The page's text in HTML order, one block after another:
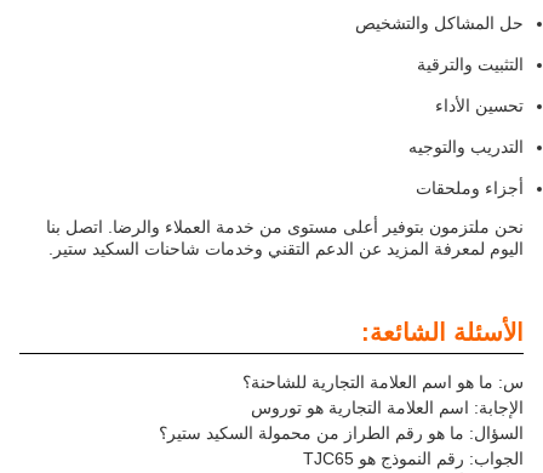
حل المشاكل والتشخيص
التثبيت والترقية
تحسين الأداء
التدريب والتوجيه
أجزاء وملحقات
نحن ملتزمون بتوفير أعلى مستوى من خدمة العملاء والرضا. اتصل بنا
اليوم لمعرفة المزيد عن الدعم التقني وخدمات شاحنات السكيد ستير.
الأسئلة الشائعة:
س: ما هو اسم العلامة التجارية للشاحنة؟
الإجابة: اسم العلامة التجارية هو توروس
السؤال: ما هو رقم الطراز من محمولة السكيد ستير؟
الجواب: رقم النموذج هو TJC65